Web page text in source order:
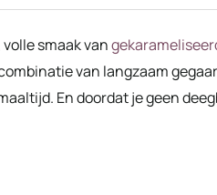
volle smaak van
van langzaam
En doordat je geen